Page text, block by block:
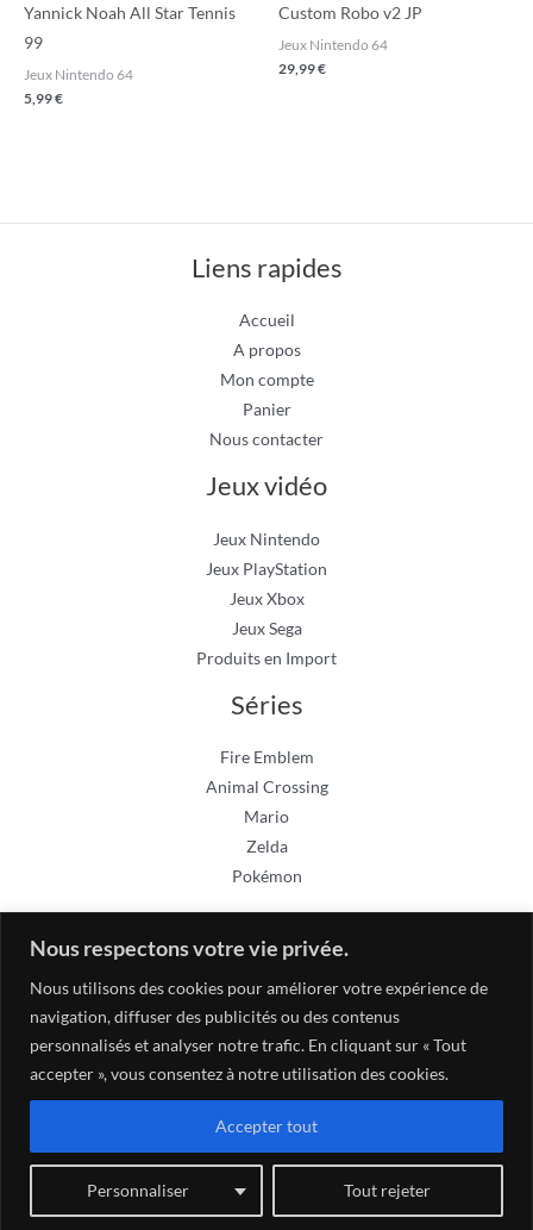
Nous respectons votre vie privée.
Nous utilisons des cookies pour améliorer votre expérience de
navigation, diffuser des publicités ou des contenus
personnalisés et analyser notre trafic. En cliquant sur « Tout
accepter », vous consentez à notre utilisation des cookies.
Personnaliser Tout rejeter
Accepter tout
Yannick Noah All Star Tennis
99
Jeux Nintendo 64
5,99€
Custom Robo v2 JP
Jeux Nintendo 64
29,99€
Liens rapides
Accueil
A propos
Mon compte
Panier
Nous contacter
Jeux vidéo
Jeux Nintendo
Jeux PlayStation
Jeux Xbox
Jeux Sega
Produits en Import
Séries
Fire Emblem
Animal Crossing
Mario
Zelda
Pokémon
Copyright © 2026 Gamecaz
Conditions générales de vente Politique de confidentialité